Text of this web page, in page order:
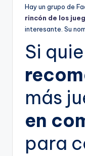
Hay un grupo de
rincón de los
interesante. Su
Si
más
en
para